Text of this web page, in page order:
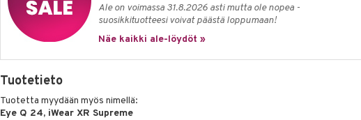
Ale on voimassa 31.8.2026 asti mutta ole nopea -
suosikkituotteesi voivat päästä loppumaan!
Näe kaikki ale-löydöt »
Tuotetieto
Tuotetta myydään myös nimellä:
Eye Q 24, iWear XR Supreme